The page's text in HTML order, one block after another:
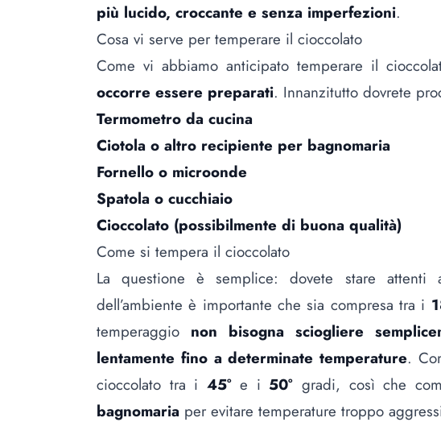
più lucido, croccante e senza imperfezioni.
Cosa vi serve per temperare il cioccolato
Come vi abbiamo anticipato temperare il
occorre essere preparati. Innanzitutto dovrete
Termometro da cucina
Ciotola o altro recipiente per bagnomaria
Fornello o microonde
Spatola o cucchiaio
Cioccolato (possibilmente di buona qualità)
Come si tempera il cioccolato
La questione è semplice: dovete stare attenti
dell’ambiente è importante che sia compresa tra i
temperaggio non bisogna sciogliere
lentamente fino a determinate temperature.
cioccolato tra i 45°e i 50° gradi, così che
bagnomaria per evitare temperature troppo